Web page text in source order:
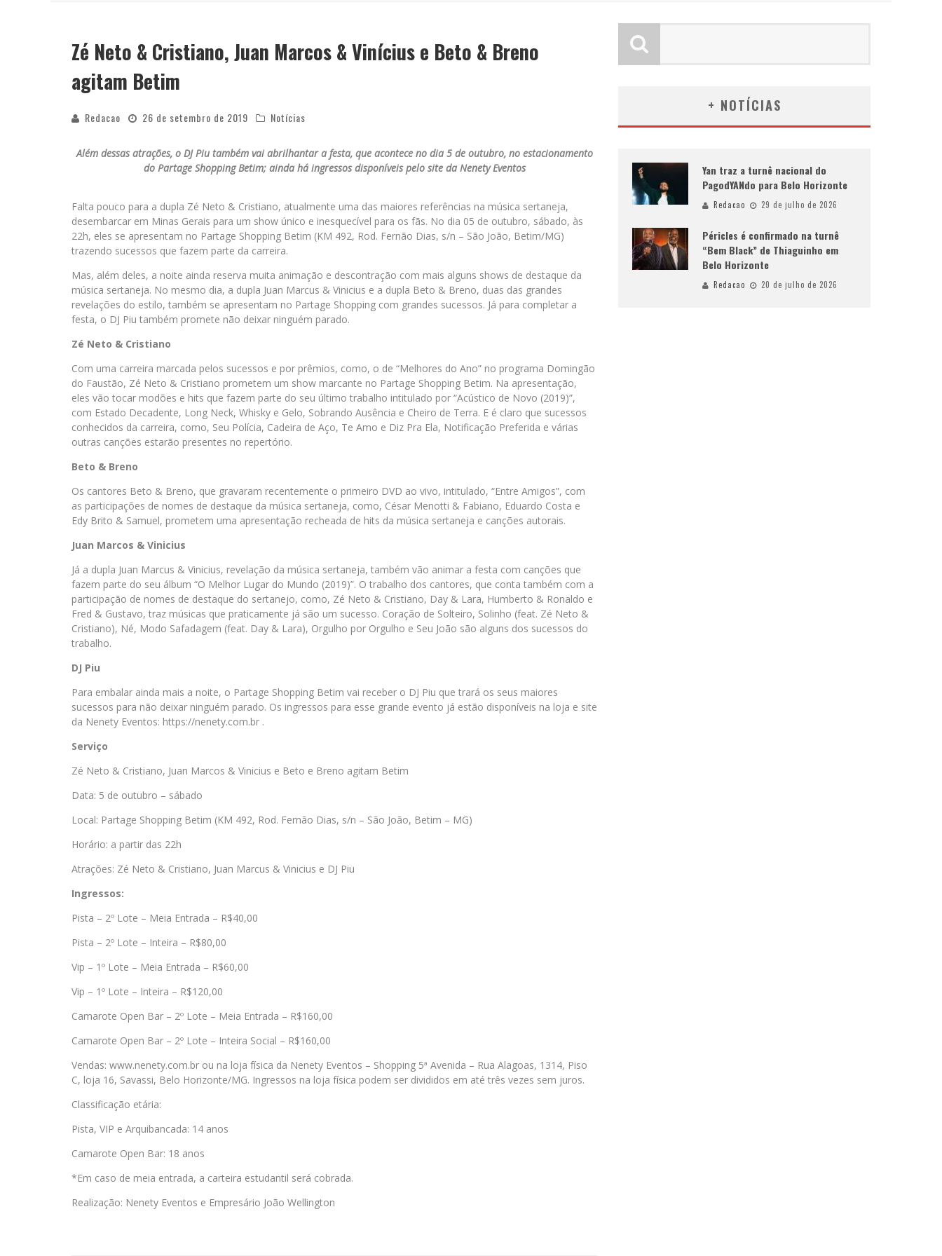
YAN TRAZ A TURNÊ NACIONAL DO PAGODYANDO PARA BELO HORIZONTE
Zé Neto & Cristiano, Juan Marcos & Vinícius e Beto & Breno
agitam Betim
Redacao 26 de setembro de 2019 Notícias
Além dessas atrações, o DJ Piu também vai abrilhantar a festa, que acontece no dia 5 de outubro, no estacionamento
do Partage Shopping Betim; ainda há ingressos disponíveis pelo site da Nenety Eventos
Falta pouco para a dupla Zé Neto & Cristiano, atualmente uma das maiores referências na música sertaneja,
desembarcar em Minas Gerais para um show único e inesquecível para os fãs. No dia 05 de outubro, sábado, às
22h, eles se apresentam no Partage Shopping Betim (KM 492, Rod. Fernão Dias, s/n – São João, Betim/MG)
trazendo sucessos que fazem parte da carreira.
Mas, além deles, a noite ainda reserva muita animação e descontração com mais alguns shows de destaque da
música sertaneja. No mesmo dia, a dupla Juan Marcus & Vinicius e a dupla Beto & Breno, duas das grandes
revelações do estilo, também se apresentam no Partage Shopping com grandes sucessos. Já para completar a
festa, o DJ Piu também promete não deixar ninguém parado.
Zé Neto & Cristiano
Com uma carreira marcada pelos sucessos e por prêmios, como, o de “Melhores do Ano” no programa Domingão
do Faustão, Zé Neto & Cristiano prometem um show marcante no Partage Shopping Betim. Na apresentação,
eles vão tocar modões e hits que fazem parte do seu último trabalho intitulado por “Acústico de Novo (2019)”,
com Estado Decadente, Long Neck, Whisky e Gelo, Sobrando Ausência e Cheiro de Terra. E é claro que sucessos
conhecidos da carreira, como, Seu Polícia, Cadeira de Aço, Te Amo e Diz Pra Ela, Notificação Preferida e várias
outras canções estarão presentes no repertório.
Beto & Breno
Os cantores Beto & Breno, que gravaram recentemente o primeiro DVD ao vivo, intitulado, “Entre Amigos”, com
as participações de nomes de destaque da música sertaneja, como, César Menotti & Fabiano, Eduardo Costa e
Edy Brito & Samuel, prometem uma apresentação recheada de hits da música sertaneja e canções autorais.
Juan Marcos & Vinicius
Já a dupla Juan Marcus & Vinicius, revelação da música sertaneja, também vão animar a festa com canções que
fazem parte do seu álbum “O Melhor Lugar do Mundo (2019)”. O trabalho dos cantores, que conta também com a
participação de nomes de destaque do sertanejo, como, Zé Neto & Cristiano, Day & Lara, Humberto & Ronaldo e
Fred & Gustavo, traz músicas que praticamente já são um sucesso. Coração de Solteiro, Solinho (feat. Zé Neto &
Cristiano), Né, Modo Safadagem (feat. Day & Lara), Orgulho por Orgulho e Seu João são alguns dos sucessos do
trabalho.
DJ Piu
Para embalar ainda mais a noite, o Partage Shopping Betim vai receber o DJ Piu que trará os seus maiores
sucessos para não deixar ninguém parado. Os ingressos para esse grande evento já estão disponíveis na loja e site
da Nenety Eventos: https://nenety.com.br .
Serviço
Zé Neto & Cristiano, Juan Marcos & Vinicius e Beto e Breno agitam Betim
Data: 5 de outubro – sábado
Local: Partage Shopping Betim (KM 492, Rod. Fernão Dias, s/n – São João, Betim – MG)
Horário: a partir das 22h
Atrações: Zé Neto & Cristiano, Juan Marcus & Vinicius e DJ Piu
Ingressos:
Pista – 2º Lote – Meia Entrada – R$40,00
Pista – 2º Lote – Inteira – R$80,00
Vip – 1º Lote – Meia Entrada – R$60,00
Vip – 1º Lote – Inteira – R$120,00
Camarote Open Bar – 2º Lote – Meia Entrada – R$160,00
Camarote Open Bar – 2º Lote – Inteira Social – R$160,00
Vendas: www.nenety.com.br ou na loja física da Nenety Eventos – Shopping 5ª Avenida – Rua Alagoas, 1314, Piso
C, loja 16, Savassi, Belo Horizonte/MG. Ingressos na loja física podem ser divididos em até três vezes sem juros.
Classificação etária:
Pista, VIP e Arquibancada: 14 anos
Camarote Open Bar: 18 anos
*Em caso de meia entrada, a carteira estudantil será cobrada.
Realização: Nenety Eventos e Empresário João Wellington
+ NOTÍCIAS
Yan traz a turnê nacional do
PagodYANdo para Belo Horizonte
Redacao 29 de julho de 2026
Péricles é confirmado na turnê
“Bem Black” de Thiaguinho em
Belo Horizonte
Redacao 20 de julho de 2026